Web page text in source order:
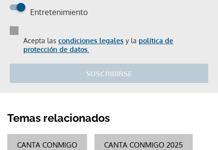
Entretenimiento
Acepta las condiciones legales y la política de
protección de datos.
SUSCRIBIRSE
Temas relacionados
CANTA CONMIGO CANTA CONMIGO 2025